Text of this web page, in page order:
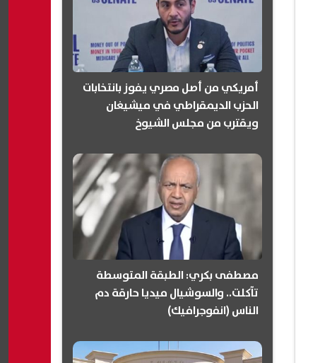
أمريكي من أصل مصري يفوز بانتخابات
الحزب الديمقراطي في ميشيغان
ويقترب من مجلس الشيوخ
مصطفى بكري: الطبقة المتوسطة
تآكلت.. والسوشيال ميديا حارقة دم
الناس (انفوجرافيك)